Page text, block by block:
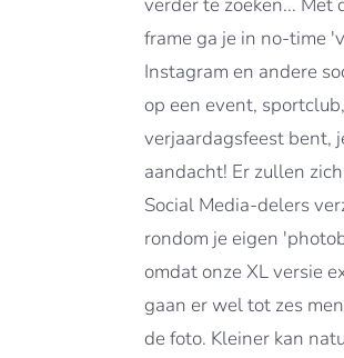
frame ga je in no-time
Instagram en andere
op een event,
verjaardagsfeest bent,
aandacht! Er zullen
Social Media-delers
rondom je eigen
omdat onze XL versie
gaan er wel tot zes
de foto. Kleiner kan